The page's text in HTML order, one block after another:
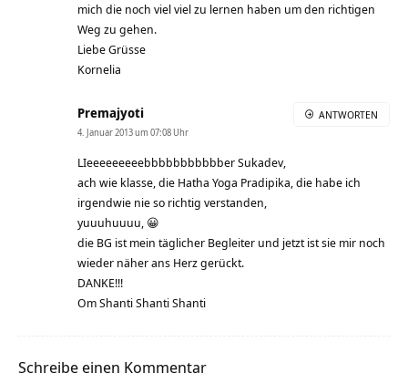
mich die noch viel viel zu lernen haben um den richtigen
Weg zu gehen.
Liebe Grüsse
Kornelia
Premajyoti
4. Januar 2013 um 07:08 Uhr
LIeeeeeeeeebbbbbbbbbbber Sukadev,
ach wie klasse, die Hatha Yoga Pradipika, die habe ich
irgendwie nie so richtig verstanden,
yuuuhuuuu, 😀
die BG ist mein täglicher Begleiter und jetzt ist sie mir noch
wieder näher ans Herz gerückt.
DANKE!!!
Om Shanti Shanti Shanti
ANTWORTEN
Schreibe einen Kommentar